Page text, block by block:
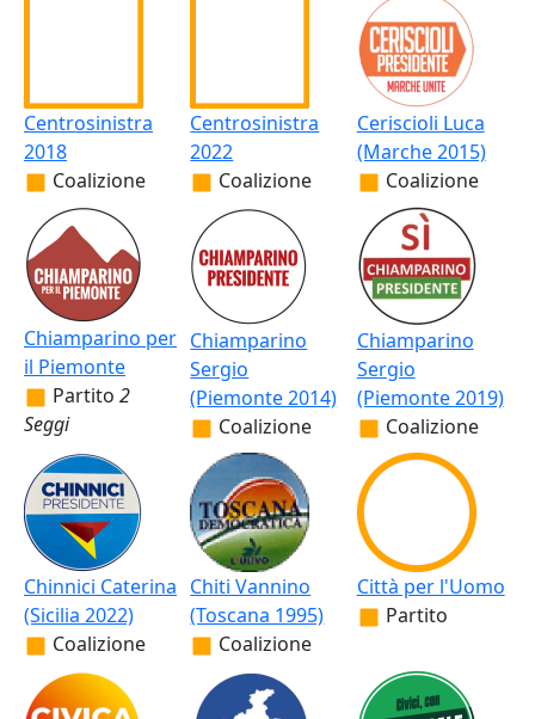
Centrosinistra
2018
Coalizione
Centrosinistra
2022
Coalizione
Ceriscioli Luca
(Marche 2015)
Coalizione
Chiamparino per
il Piemonte
Partito 2
Seggi
Chiamparino
Sergio
(Piemonte 2014)
Coalizione
Chiamparino
Sergio
(Piemonte 2019)
Coalizione
Chinnici Caterina
(Sicilia 2022)
Coalizione
Chiti Vannino
(Toscana 1995)
Coalizione
Città per l'Uomo
Partito